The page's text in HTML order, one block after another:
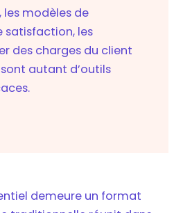
les modèles de
satisfaction, les
des charges du client
autant d’outils
demeure un format